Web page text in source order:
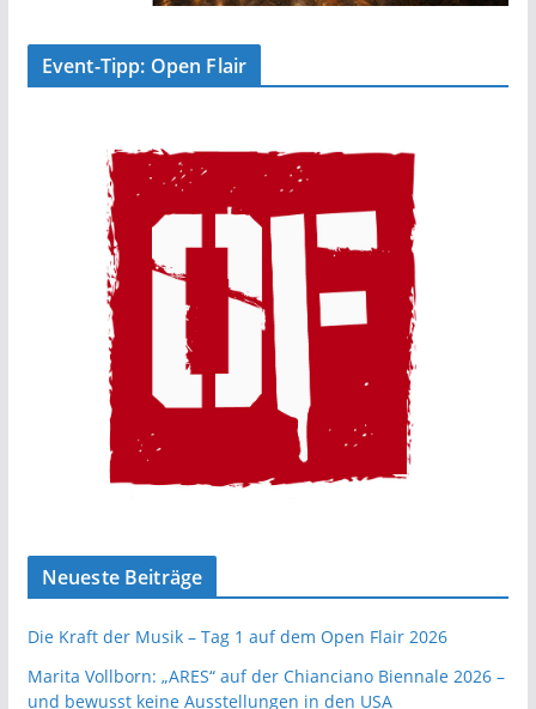
Event-Tipp: Open Flair
Neueste Beiträge
Die Kraft der Musik – Tag 1 auf dem Open Flair 2026
Marita Vollborn: „ARES“ auf der Chianciano Biennale 2026 –
und bewusst keine Ausstellungen in den USA